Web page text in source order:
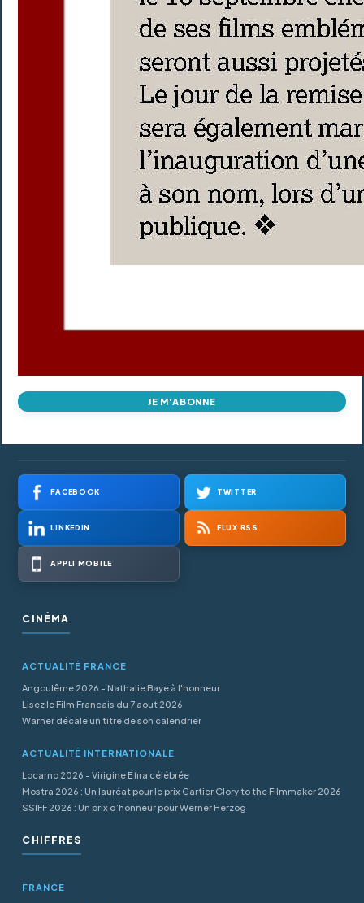
JE M'ABONNE
FACEBOOK TWITTER
LINKEDIN FLUX RSS
APPLI MOBILE
CINÉMA
ACTUALITÉ FRANCE
Angoulême 2026 - Nathalie Baye à l'honneur
Lisez le Film Francais du 7 aout 2026
Warner décale un titre de son calendrier
ACTUALITÉ INTERNATIONALE
Locarno 2026 - Virigine Efira célébrée
Mostra 2026 : Un lauréat pour le prix Cartier Glory to the Filmmaker 2026
SSIFF 2026 : Un prix d’honneur pour Werner Herzog
CHIFFRES
FRANCE